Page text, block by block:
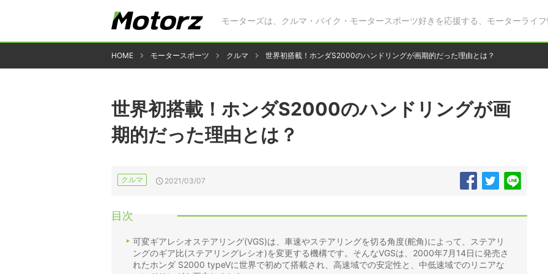
モーターズは、クルマ・バイク・モータースポーツ好きを応援する、モーターライフ
HOME モータースポーツ クルマ 世界初搭載！ホンダS2000のハンドリングが画期的だった理由とは？
世界初搭載！ホンダS2000のハンドリングが画
期的だった理由とは？
クルマ 2021/03/07
目次
可変ギアレシオステアリング(VGS)は、車速やステアリングを切る角度(舵角)によって、ステアリ
ングのギア比(ステアリングレシオ)を変更する機構です。そんなVGSは、2000年7月14日に発売さ
れたホンダ S2000 typeVに世界で初めて搭載され、高速域での安定性と、中低速域でのリニアな